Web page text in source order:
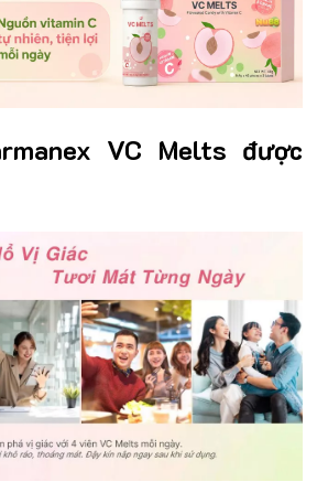
VC Melts được